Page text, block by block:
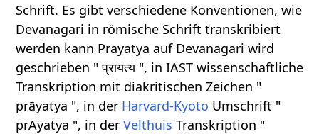
Schrift. Es gibt verschiedene Konventionen, wie
Devanagari in römische Schrift transkribiert
werden kann Prayatya auf Devanagari wird
geschrieben " प्रायत्य ", in IAST wissenschaftliche
Transkription mit diakritischen Zeichen "
prāyatya ", in der Harvard-Kyoto Umschrift "
prAyatya ", in derVelthuis Transkription "